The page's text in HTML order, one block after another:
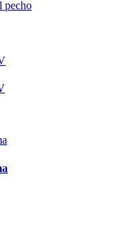
pecho